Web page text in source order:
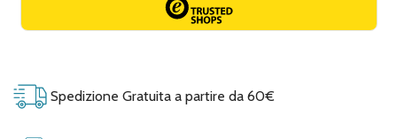
Spedizione Gratuita a partire da 60€